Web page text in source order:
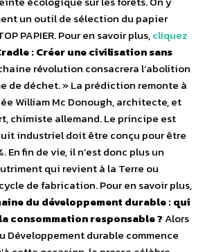
un outil de sélection du papier
PAPIER. Pour en savoir plus,cliquez
: Créer une civilisation sans
révolution consacrera l’abolition
de déchet. » La prédiction remonte à
William Mc Donough, architecte, et
chimiste allemand. Le principe est
industriel doit être conçu pour être
En fin de vie, il n’est donc plus un
qui revient à la Terre ou
de fabrication. Pour en savoir plus,
du développement durable : qui
consommation responsable ?Alors
Développement durable commence